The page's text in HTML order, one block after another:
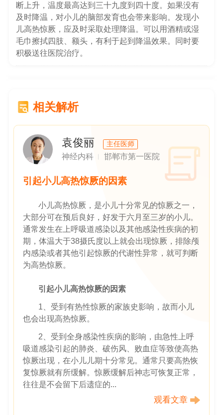
断上升，温度最高达到三十九度到四十度。如果没有
及时降温，对小儿的脑部发育也会带来影响。发现小
儿高热惊厥，应及时采取处理降温。可以用酒精或湿
毛巾擦拭四肢、额头，有利于起到降温效果。同时要
积极送往医院治疗。
相关解析
袁俊丽 主任医师
神经内科 邯郸市第一医院
引起小儿高热惊厥的因素
小儿高热惊厥，是小儿十分常见的惊厥之一，
大部分可在预后良好，好发于六月至三岁的小儿。
通常发生在上呼吸道感染以及其他感染性疾病的初
期，体温大于38摄氏度以上就会出现惊厥，排除颅
内感染或者其他引起惊厥的代谢性异常，就可判断
为高热惊厥。
引起小儿高热惊厥的因素
1、受到有热性惊厥的家族史影响，故而小儿
也会出现高热惊厥。
2、受到全身感染性疾病的影响，由急性上呼
吸道感染引起的肺炎、破伤风、败血症等致使高热
惊厥出现，在小儿儿期十分常见。通常只要高热恢
复惊厥就有所缓解。惊厥缓解后神志可恢复正常，
往往是不会留下后遗症的...
观看文章